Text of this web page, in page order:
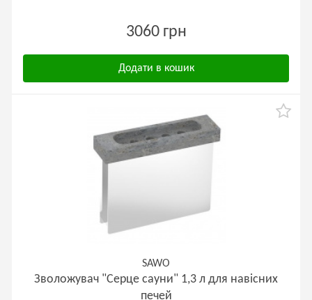
3060 грн
Додати в кошик
SAWO
Зволожувач "Серце сауни" 1,3 л для навісних
печей